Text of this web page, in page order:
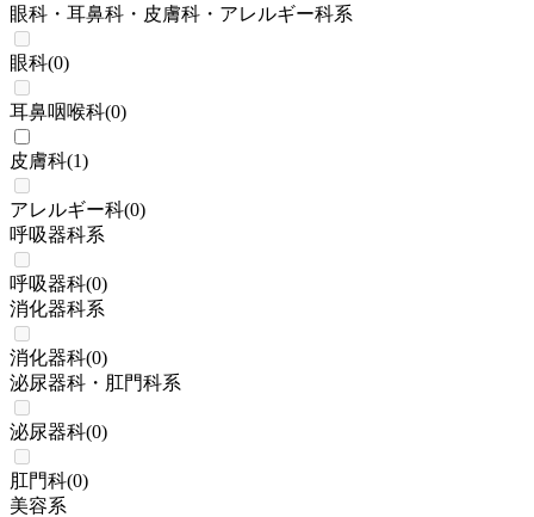
眼科・耳鼻科・皮膚科・アレルギー科系
眼科(0)
耳鼻咽喉科(0)
皮膚科(1)
アレルギー科(0)
呼吸器科系
呼吸器科(0)
消化器科系
消化器科(0)
泌尿器科・肛門科系
泌尿器科(0)
肛門科(0)
美容系